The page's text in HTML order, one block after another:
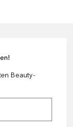
Beauty-